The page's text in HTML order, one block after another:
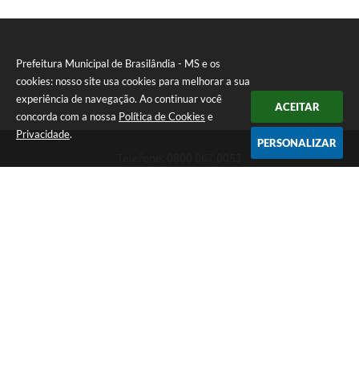
Prefeitura Municipal de Brasilândia - MS e os
cookies: nosso site usa cookies para melhorar a sua
experiência de navegação. Ao continuar você
concorda com a nossa Política de Cookies e
Privacidade.
ACEITAR
PERSONALIZAR